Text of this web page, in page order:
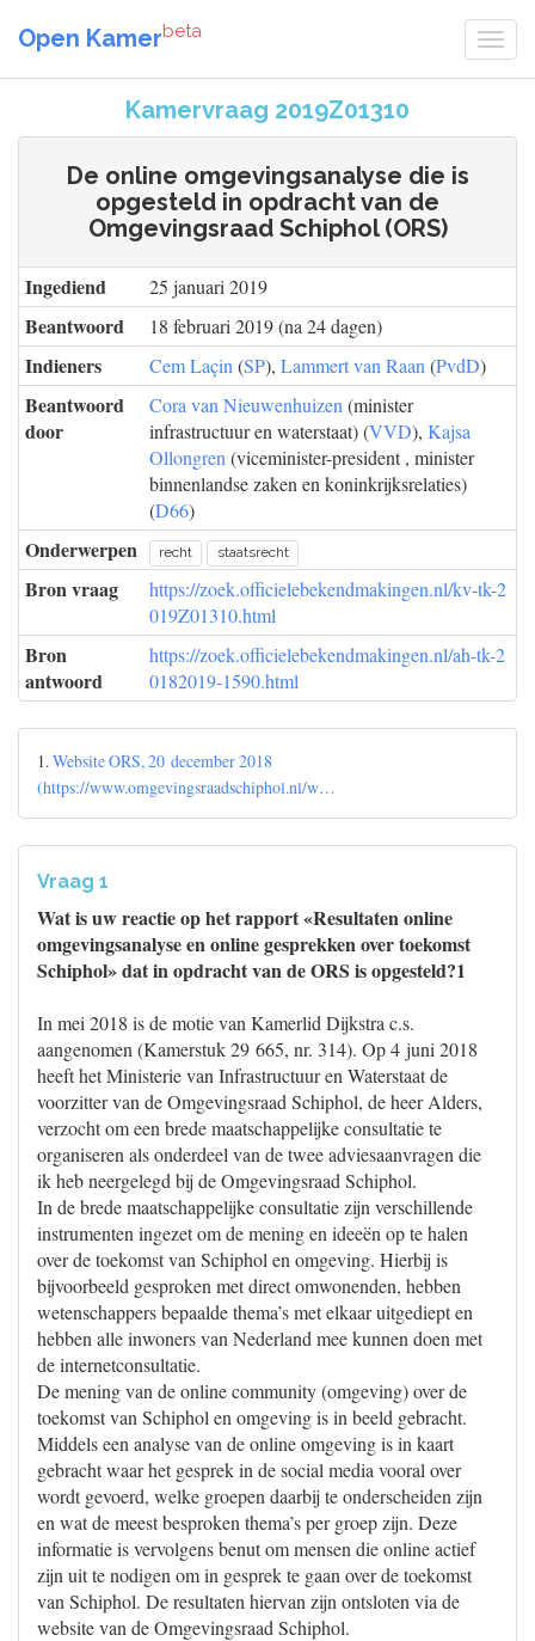
Open Kamerbeta
Kamervraag 2019Z01310
De online omgevingsanalyse die is
opgesteld in opdracht van de
Omgevingsraad Schiphol (ORS)
Ingediend 25 januari 2019
Beantwoord 18 februari 2019 (na 24 dagen)
Indieners Cem Laçin (SP), Lammert van Raan (PvdD)
Beantwoord
door
Cora van Nieuwenhuizen (minister
infrastructuur en waterstaat) (VVD), Kajsa
Ollongren (viceminister-president , minister
binnenlandse zaken en koninkrijksrelaties)
(D66)
Onderwerpen recht staatsrecht
Bron vraag
https://zoek.officielebekendmakingen.nl/kv-tk-2
019Z01310.html
Bron
antwoord
https://zoek.officielebekendmakingen.nl/ah-tk-2
0182019-1590.html
1.Website ORS, 20 december 2018
(https://www.omgevingsraadschiphol.nl/w…
Vraag 1
Wat is uw reactie op het rapport «Resultaten online
omgevingsanalyse en online gesprekken over toekomst
Schiphol» dat in opdracht van de ORS is opgesteld?1
In mei 2018 is de motie van Kamerlid Dijkstra c.s.
aangenomen (Kamerstuk 29 665, nr. 314). Op 4 juni 2018
heeft het Ministerie van Infrastructuur en Waterstaat de
voorzitter van de Omgevingsraad Schiphol, de heer Alders,
verzocht om een brede maatschappelijke consultatie te
organiseren als onderdeel van de twee adviesaanvragen die
ik heb neergelegd bij de Omgevingsraad Schiphol.
In de brede maatschappelijke consultatie zijn verschillende
instrumenten ingezet om de mening en ideeën op te halen
over de toekomst van Schiphol en omgeving. Hierbij is
bijvoorbeeld gesproken met direct omwonenden, hebben
wetenschappers bepaalde thema’s met elkaar uitgediept en
hebben alle inwoners van Nederland mee kunnen doen met
de internetconsultatie.
De mening van de online community (omgeving) over de
toekomst van Schiphol en omgeving is in beeld gebracht.
Middels een analyse van de online omgeving is in kaart
gebracht waar het gesprek in de social media vooral over
wordt gevoerd, welke groepen daarbij te onderscheiden zijn
en wat de meest besproken thema’s per groep zijn. Deze
informatie is vervolgens benut om mensen die online actief
zijn uit te nodigen om in gesprek te gaan over de toekomst
van Schiphol. De resultaten hiervan zijn ontsloten via de
website van de Omgevingsraad Schiphol.